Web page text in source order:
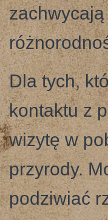
Dla tych,
kontaktu z
wizytę w
przyrody.
podziwiać